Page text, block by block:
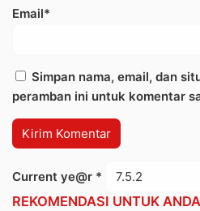
Email*
Simpan nama, email, dan
peramban ini untuk komentar
Current ye@r *
REKOMENDASI UNTUK ANDA